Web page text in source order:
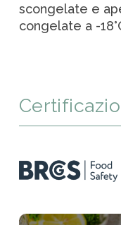
scongelate e
congelate a -